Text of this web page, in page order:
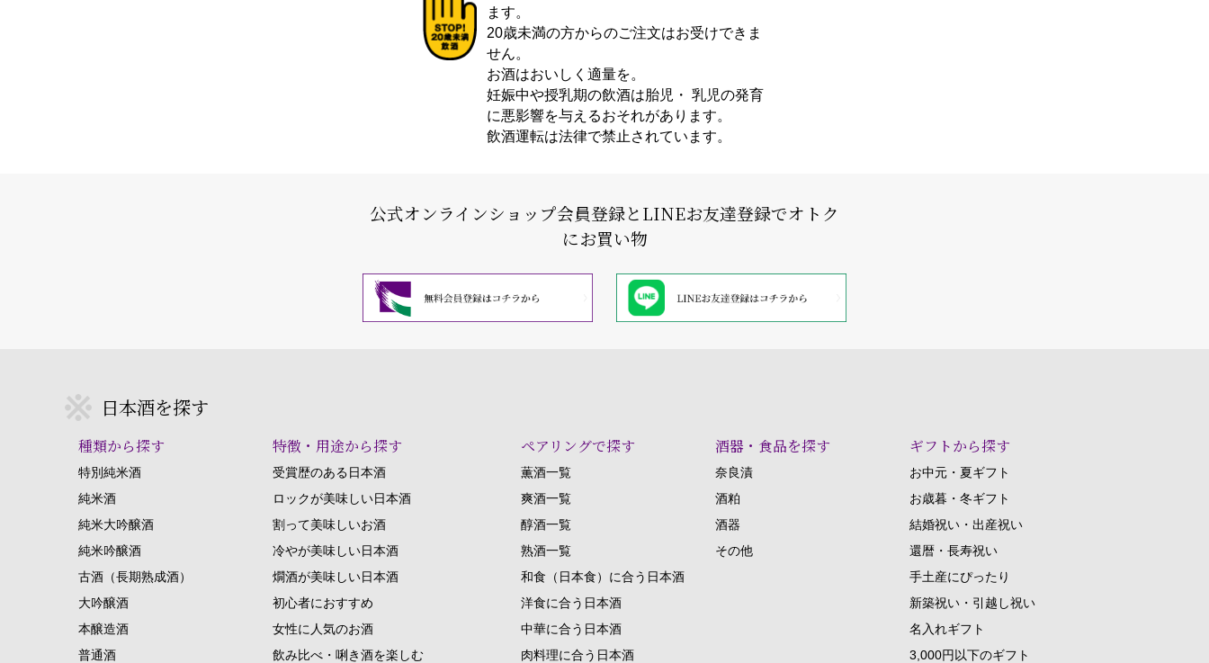
ます。
20歳未満の方からのご注文はお受けできま
せん。
お酒はおいしく適量を。
妊娠中や授乳期の飲酒は胎児・ 乳児の発育
に悪影響を与えるおそれがあります。
飲酒運転は法律で禁止されています。
公式オンラインショップ会員登録とLINEお友達登録でオトク
にお買い物
日本酒を探す
種類から探す
特別純米酒
純米酒
純米大吟醸酒
純米吟醸酒
古酒（長期熟成酒）
大吟醸酒
本醸造酒
普通酒
特徴・用途から探す
受賞歴のある日本酒
ロックが美味しい日本酒
割って美味しいお酒
冷やが美味しい日本酒
燗酒が美味しい日本酒
初心者におすすめ
女性に人気のお酒
飲み比べ・唎き酒を楽しむ
ペアリングで探す
薫酒一覧
爽酒一覧
醇酒一覧
熟酒一覧
和食（日本食）に合う日本酒
洋食に合う日本酒
中華に合う日本酒
肉料理に合う日本酒
酒器・食品を探す
奈良漬
酒粕
酒器
その他
ギフトから探す
お中元・夏ギフト
お歳暮・冬ギフト
結婚祝い・出産祝い
還暦・長寿祝い
手土産にぴったり
新築祝い・引越し祝い
名入れギフト
3,000円以下のギフト